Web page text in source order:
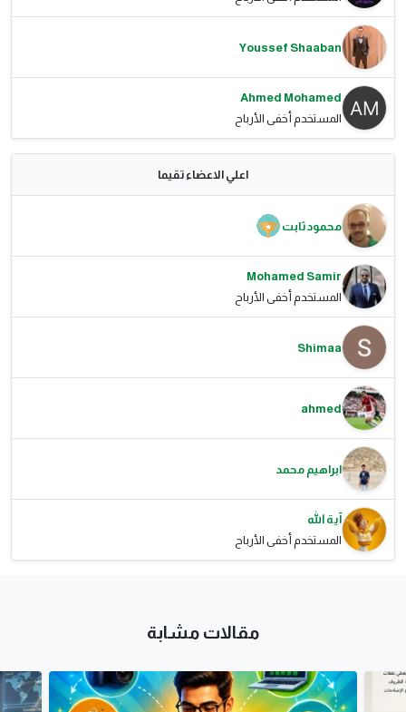
Youssef Shaaban
Ahmed Mohamed
المستخدم أخفى الأرباح
اعلي الاعضاء تقيما
محمود ثابت
Mohamed Samir
المستخدم أخفى الأرباح
Shimaa
ahmed
ابراهيم محمد
آية الله
المستخدم أخفى الأرباح
مقالات مشابة